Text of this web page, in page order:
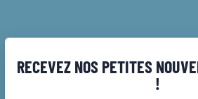
RECEVEZ NOS PETITES
!